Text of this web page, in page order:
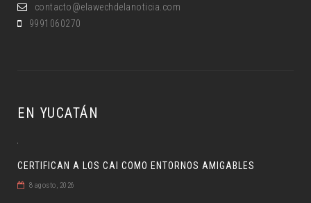
contacto@elawechdelanoticia.com
9991060270
EN YUCATÁN
CERTIFICAN A LOS CAI COMO ENTORNOS AMIGABLES
8 agosto, 2026